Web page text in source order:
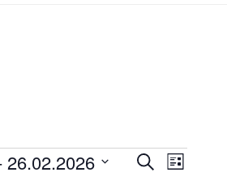
V
S
V
L
26.02.2026